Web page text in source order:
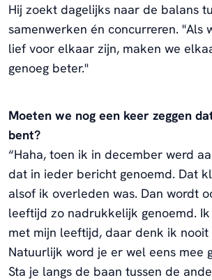
Hij zoekt dagelijks naar de balans
samenwerken én concurreren. "Als
lief voor elkaar zijn, maken we
genoeg beter."
Moeten we nog een keer zeggen
bent?
“Haha, toen ik in december werd
dat in ieder bericht genoemd. Dat
alsof ik overleden was. Dan wordt
leeftijd zo nadrukkelijk genoemd.
met mijn leeftijd, daar denk ik nooit
Natuurlijk word je er wel eens mee
Sta je langs de baan tussen de